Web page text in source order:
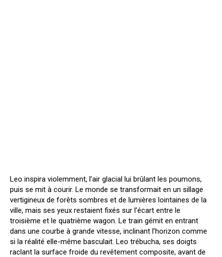
Leo inspira violemment, l’air glacial lui brûlant les poumons,
puis se mit à courir. Le monde se transformait en un sillage
vertigineux de forêts sombres et de lumières lointaines de la
ville, mais ses yeux restaient fixés sur l’écart entre le
troisième et le quatrième wagon. Le train gémit en entrant
dans une courbe à grande vitesse, inclinant l’horizon comme
si la réalité elle-même basculait. Leo trébucha, ses doigts
raclant la surface froide du revêtement composite, avant de